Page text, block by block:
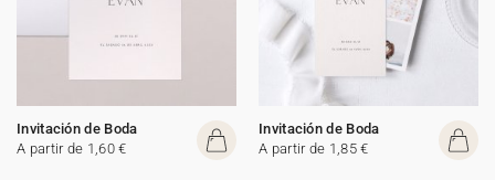
Invitación de Boda
A partir de 1,60 €
Invitación de Boda
A partir de 1,85 €